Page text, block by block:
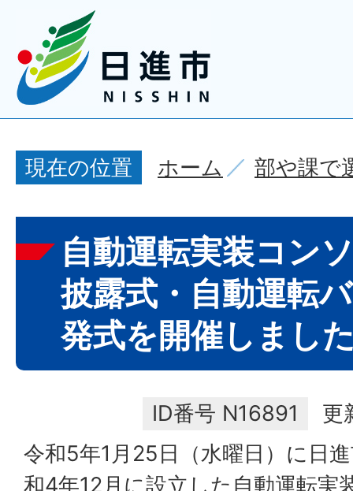
現在の位置 ホーム 部や課で
自動運転実装コン
披露式・自動運転
発式を開催しまし
ID番号 N16891
更
令和5年1月25日（水曜日）に日
和4年12月に設立した自動運転実